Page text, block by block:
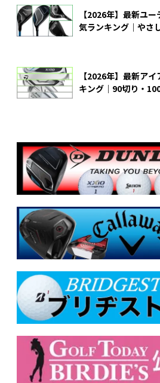
【2026年】最新ユ
気ランキング｜やさ
【2026年】最新ア
キング｜90切り・